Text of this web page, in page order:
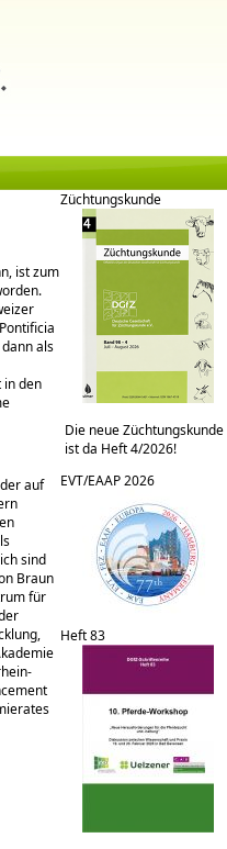
ist zum
als
in den
auf
sind
Braun
für
Züchtungskunde
Die neue Züchtungskunde
ist da Heft 4/2026!
EVT/EAAP 2026
Heft 83